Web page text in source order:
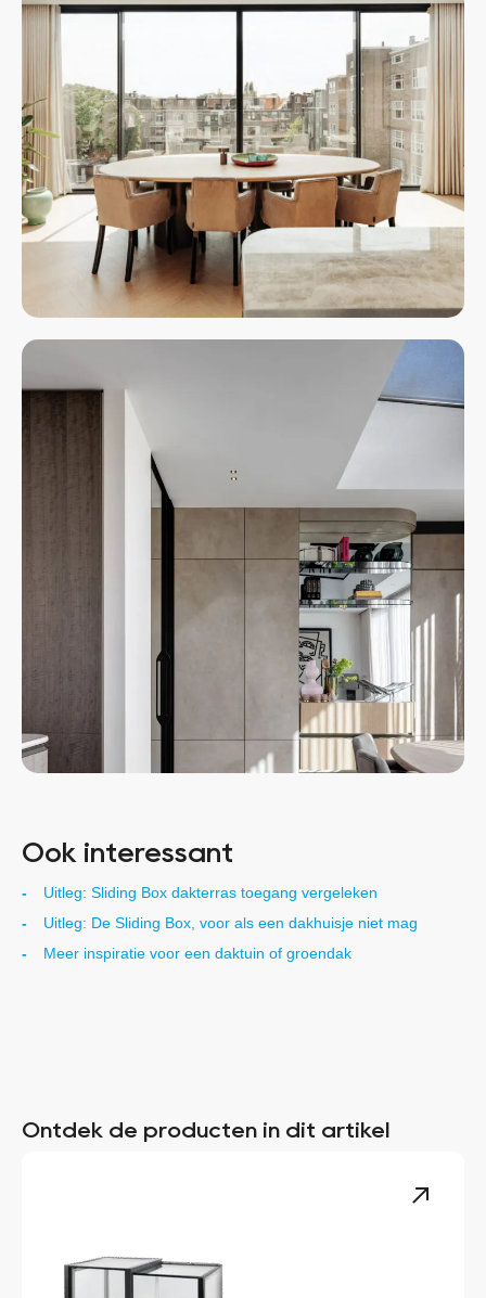
Ook interessant
Uitleg: Sliding Box dakterras toegang vergeleken
Uitleg: De Sliding Box, voor als een dakhuisje niet mag
Meer inspiratie voor een daktuin of groendak
Ontdek de producten in dit artikel